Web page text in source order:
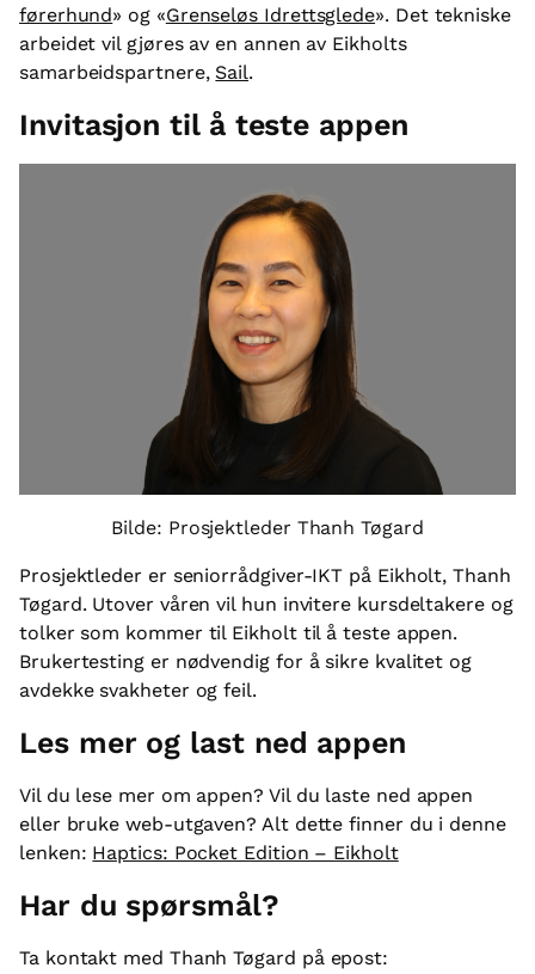
førerhund» og «Grenseløs Idrettsglede». Det tekniske
arbeidet vil gjøres av en annen av Eikholts
samarbeidspartnere, Sail.
Invitasjon til å teste appen
Bilde: Prosjektleder Thanh Tøgard
Prosjektleder er seniorrådgiver-IKT på Eikholt, Thanh
Tøgard. Utover våren vil hun invitere kursdeltakere og
tolker som kommer til Eikholt til å teste appen.
Brukertesting er nødvendig for å sikre kvalitet og
avdekke svakheter og feil.
Les mer og last ned appen
Vil du lese mer om appen? Vil du laste ned appen
eller bruke web-utgaven? Alt dette finner du i denne
lenken: Haptics: Pocket Edition – Eikholt
Har du spørsmål?
Ta kontakt med Thanh Tøgard på epost: